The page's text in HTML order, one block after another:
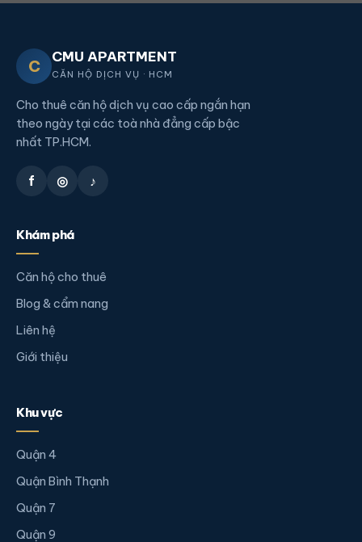
C CMU APARTMENT
CĂN HỘ DỊCH VỤ · HCM
Cho thuê căn hộ dịch vụ cao cấp ngắn hạn
theo ngày tại các toà nhà đẳng cấp bậc
nhất TP.HCM.
f ◎ ♪
Khám phá
Căn hộ cho thuê
Blog & cẩm nang
Liên hệ
Giới thiệu
Khu vực
Quận 4
Quận Bình Thạnh
Quận 7
Quận 9